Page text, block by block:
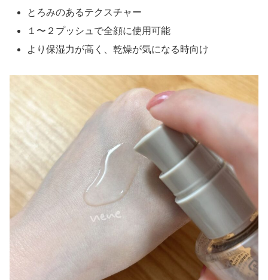
とろみのあるテクスチャー
１〜２プッシュで全顔に使用可能
より保湿力が高く、乾燥が気になる時向け